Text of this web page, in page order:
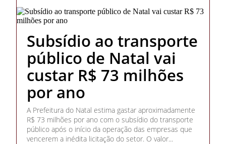
Subsídio ao transporte
público de Natal vai
custar R$ 73 milhões
por ano
A Prefeitura do Natal estima gastar aproximadamente
R$ 73 milhões por ano com o subsídio do transporte
público após o início da operação das empresas que
vencerem a inédita licitação do setor. O valor...